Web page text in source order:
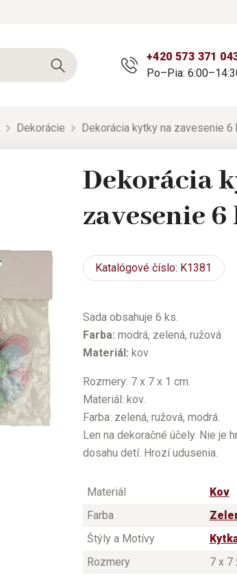
+420 573 371
Po–Pia:
Dekorácie Dekorácia kytky na zavesenie 6
Dekorácia
zavesenie 6
Katalógové číslo: K1381
Sada obsahuje 6 ks.
Farba: modrá, zelená, ružová
Materiál: kov
Rozmery: 7 x 7 x 1 cm.
Materiál: kov.
Farba: zelená, ružová, modrá.
Len na dekoračné účely. Nie je
dosahu detí. Hrozí udusenia.
Materiál
Kov
Farba
Štýly a Motívy
Rozmery
7 x 7